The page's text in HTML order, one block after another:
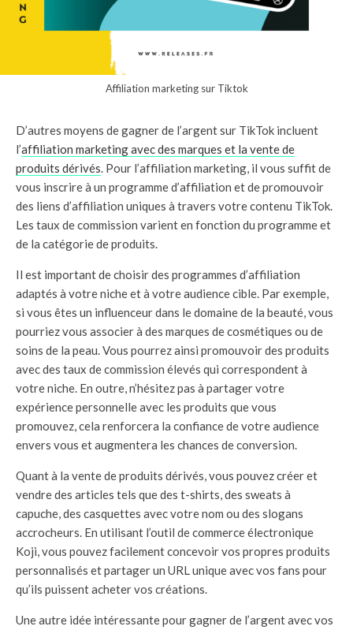
Affiliation marketing sur Tiktok
D’autres moyens de gagner de l’argent sur TikTok incluent
l’affiliation marketing avec des marques et la vente de
produits dérivés. Pour l’affiliation marketing, il vous suffit de
vous inscrire à un programme d’affiliation et de promouvoir
des liens d’affiliation uniques à travers votre contenu TikTok.
Les taux de commission varient en fonction du programme et
de la catégorie de produits.
Il est important de choisir des programmes d’affiliation
adaptés à votre niche et à votre audience cible. Par exemple,
si vous êtes un influenceur dans le domaine de la beauté, vous
pourriez vous associer à des marques de cosmétiques ou de
soins de la peau. Vous pourrez ainsi promouvoir des produits
avec des taux de commission élevés qui correspondent à
votre niche. En outre, n’hésitez pas à partager votre
expérience personnelle avec les produits que vous
promouvez, cela renforcera la confiance de votre audience
envers vous et augmentera les chances de conversion.
Quant à la vente de produits dérivés, vous pouvez créer et
vendre des articles tels que des t-shirts, des sweats à
capuche, des casquettes avec votre nom ou des slogans
accrocheurs. En utilisant l’outil de commerce électronique
Koji, vous pouvez facilement concevoir vos propres produits
personnalisés et partager un URL unique avec vos fans pour
qu’ils puissent acheter vos créations.
Une autre idée intéressante pour gagner de l’argent avec vos